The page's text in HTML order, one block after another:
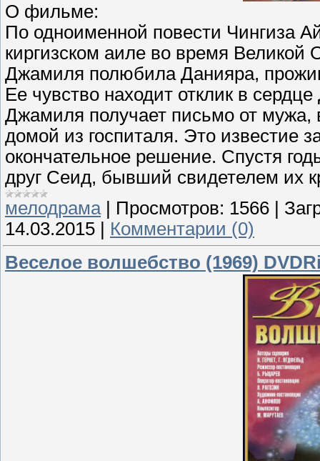
О фильме:
По одноименной повести Чингиза
киргизском аиле во время Великой
Джамиля полюбила Данияра,
Ее чувство находит отклик в
Джамиля получает письмо от мужа,
домой из госпиталя. Это известие
окончательное решение. Спустя
друг Сеид, бывший свидетелем их
мелодрама | Просмотров: 1566 |
14.03.2015 | Комментарии (0)
Веселое волшебство (1969)